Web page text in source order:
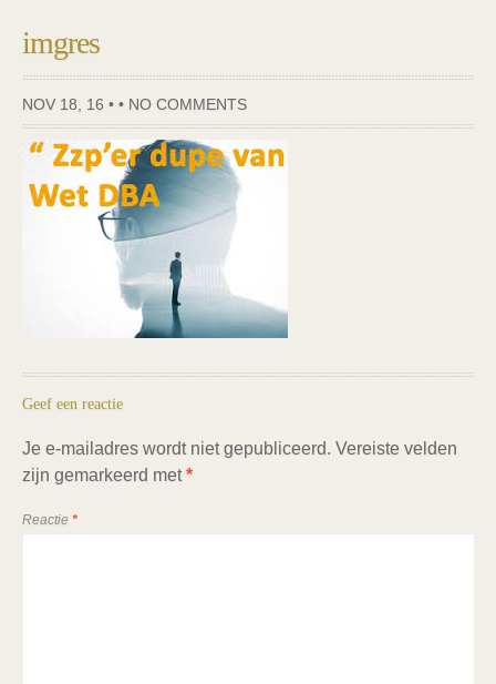
imgres
NOV 18, 16 • • NO COMMENTS
Geef een reactie
Je e-mailadres wordt niet gepubliceerd. Vereiste velden
zijn gemarkeerd met*
Reactie *